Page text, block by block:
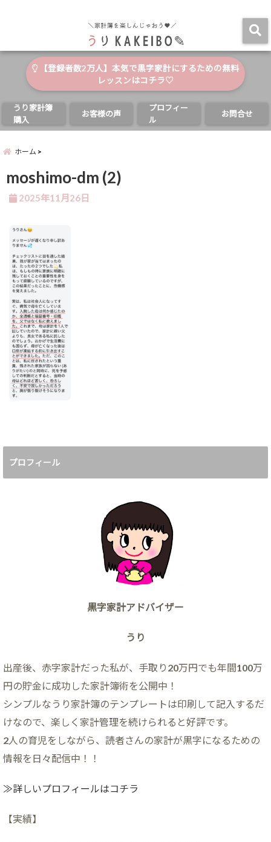
【登録者数2万人】本気で黒字家計にするための無料
レッスンはコチラ♡
うり家計簿
購入
お客様の声
プロフィー
ル
お問合せ
ホーム
moshimo-dm (2)
2025年11月26日
プロフィール
黒字家計アドバイザー
うり
出産後、赤字家計だった私が、手取り20万円でも年間100万
円の貯金に成功した家計簿術を公開中！
シンプルなうり家計簿のテンプレートは印刷して記入するだ
けなので、楽しく家計管理を続けられると好評です。
2人の育児をしながら、読者さんの家計が黒字になるための
情報を日々配信中！！
≫詳しいプロフィールはコチラ
【実績】